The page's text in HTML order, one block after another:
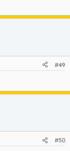
#49
#50